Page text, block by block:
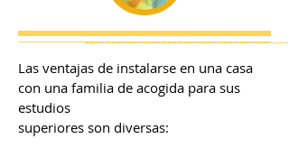
Las ventajas de instalarse en una casa
con una familia de acogida para sus
estudios
superiores son diversas: